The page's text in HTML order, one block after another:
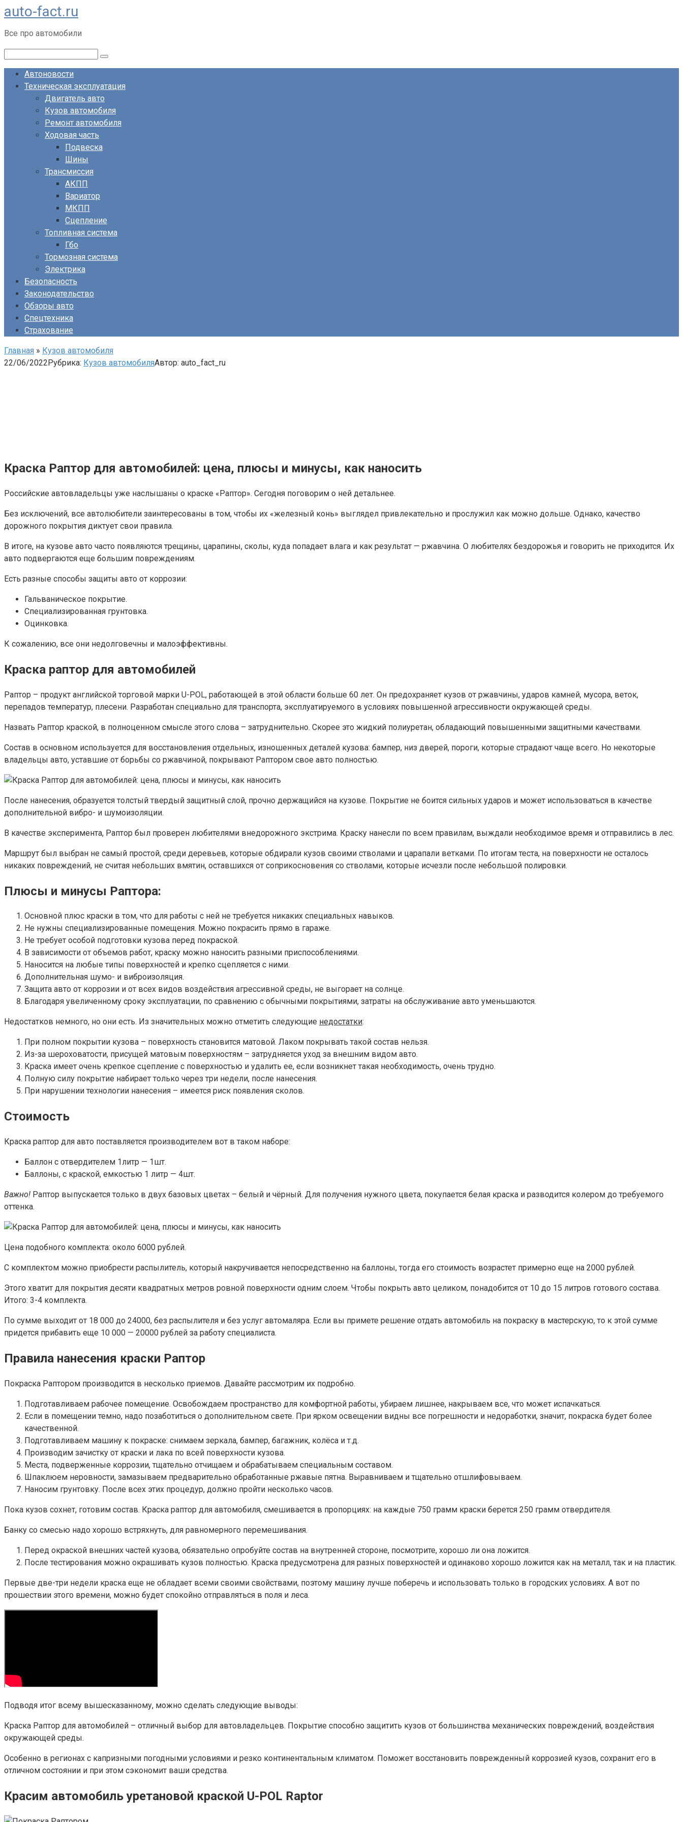
Перейти
к
контенту
auto-fact.ru
Все про автомобили
Автоновости
Техническая эксплуатация
Двигатель авто
Кузов автомобиля
Ремонт автомобиля
Ходовая часть
Подвеска
Шины
Трансмиссия
АКПП
Вариатор
МКПП
Сцепление
Топливная система
Гбо
Тормозная система
Электрика
Безопасность
Законодательство
Обзоры авто
Спецтехника
Страхование
Главная » Кузов автомобиля
22/06/2022Рубрика: Кузов автомобиляАвтор: auto_fact_ru
Краска Раптор для автомобилей: цена, плюсы и минусы, как наносить
Российские автовладельцы уже наслышаны о краске «Раптор». Сегодня поговорим о ней детальнее.
Без исключений, все автолюбители заинтересованы в том, чтобы их «железный конь» выглядел привлекательно и прослужил как можно дольше. Однако, качество
дорожного покрытия диктует свои правила.
В итоге, на кузове авто часто появляются трещины, царапины, сколы, куда попадает влага и как результат — ржавчина. О любителях бездорожья и говорить не приходится. Их
авто подвергаются еще большим повреждениям.
Есть разные способы защиты авто от коррозии:
Гальваническое покрытие.
Специализированная грунтовка.
Оцинковка.
К сожалению, все они недолговечны и малоэффективны.
Краска раптор для автомобилей
Раптор – продукт английской торговой марки U-POL, работающей в этой области больше 60 лет. Он предохраняет кузов от ржавчины, ударов камней, мусора, веток,
перепадов температур, плесени. Разработан специально для транспорта, эксплуатируемого в условиях повышенной агрессивности окружающей среды.
Назвать Раптор краской, в полноценном смысле этого слова – затруднительно. Скорее это жидкий полиуретан, обладающий повышенными защитными качествами.
Состав в основном используется для восстановления отдельных, изношенных деталей кузова: бампер, низ дверей, пороги, которые страдают чаще всего. Но некоторые
владельцы авто, уставшие от борьбы со ржавчиной, покрывают Раптором свое авто полностью.
После нанесения, образуется толстый твердый защитный слой, прочно держащийся на кузове. Покрытие не боится сильных ударов и может использоваться в качестве
дополнительной вибро- и шумоизоляции.
В качестве эксперимента, Раптор был проверен любителями внедорожного экстрима. Краску нанесли по всем правилам, выждали необходимое время и отправились в лес.
Маршрут был выбран не самый простой, среди деревьев, которые обдирали кузов своими стволами и царапали ветками. По итогам теста, на поверхности не осталось
никаких повреждений, не считая небольших вмятин, оставшихся от соприкосновения со стволами, которые исчезли после небольшой полировки.
Плюсы и минусы Раптора:
Основной плюс краски в том, что для работы с ней не требуется никаких специальных навыков.
Не нужны специализированные помещения. Можно покрасить прямо в гараже.
Не требует особой подготовки кузова перед покраской.
В зависимости от объемов работ, краску можно наносить разными приспособлениями.
Наносится на любые типы поверхностей и крепко сцепляется с ними.
Дополнительная шумо- и виброизоляция.
Защита авто от коррозии и от всех видов воздействия агрессивной среды, не выгорает на солнце.
Благодаря увеличенному сроку эксплуатации, по сравнению с обычными покрытиями, затраты на обслуживание авто уменьшаются.
Недостатков немного, но они есть. Из значительных можно отметить следующие недостатки:
При полном покрытии кузова – поверхность становится матовой. Лаком покрывать такой состав нельзя.
Из-за шероховатости, присущей матовым поверхностям – затрудняется уход за внешним видом авто.
Краска имеет очень крепкое сцепление с поверхностью и удалить ее, если возникнет такая необходимость, очень трудно.
Полную силу покрытие набирает только через три недели, после нанесения.
При нарушении технологии нанесения – имеется риск появления сколов.
Стоимость
Краска раптор для авто поставляется производителем вот в таком наборе:
Баллон с отвердителем 1литр — 1шт.
Баллоны, с краской, емкостью 1 литр — 4шт.
Важно! Раптор выпускается только в двух базовых цветах – белый и чёрный. Для получения нужного цвета, покупается белая краска и разводится колером до требуемого
оттенка.
Цена подобного комплекта: около 6000 рублей.
С комплектом можно приобрести распылитель, который накручивается непосредственно на баллоны, тогда его стоимость возрастет примерно еще на 2000 рублей.
Этого хватит для покрытия десяти квадратных метров ровной поверхности одним слоем. Чтобы покрыть авто целиком, понадобится от 10 до 15 литров готового состава.
Итого: 3-4 комплекта.
По сумме выходит от 18 000 до 24000, без распылителя и без услуг автомаляра. Если вы примете решение отдать автомобиль на покраску в мастерскую, то к этой сумме
придется прибавить еще 10 000 — 20000 рублей за работу специалиста.
Правила нанесения краски Раптор
Покраска Раптором производится в несколько приемов. Давайте рассмотрим их подробно.
Подготавливаем рабочее помещение. Освобождаем пространство для комфортной работы, убираем лишнее, накрываем все, что может испачкаться.
Если в помещении темно, надо позаботиться о дополнительном свете. При ярком освещении видны все погрешности и недоработки, значит, покраска будет более
качественной.
Подготавливаем машину к покраске: снимаем зеркала, бампер, багажник, колёса и т.д.
Производим зачистку от краски и лака по всей поверхности кузова.
Места, подверженные коррозии, тщательно отчищаем и обрабатываем специальным составом.
Шпаклюем неровности, замазываем предварительно обработанные ржавые пятна. Выравниваем и тщательно отшлифовываем.
Наносим грунтовку. После всех этих процедур, должно пройти несколько часов.
Пока кузов сохнет, готовим состав. Краска раптор для автомобиля, смешивается в пропорциях: на каждые 750 грамм краски берется 250 грамм отвердителя.
Банку со смесью надо хорошо встряхнуть, для равномерного перемешивания.
Перед окраской внешних частей кузова, обязательно опробуйте состав на внутренней стороне, посмотрите, хорошо ли она ложится.
После тестирования можно окрашивать кузов полностью. Краска предусмотрена для разных поверхностей и одинаково хорошо ложится как на металл, так и на пластик.
Первые две-три недели краска еще не обладает всеми своими свойствами, поэтому машину лучше поберечь и использовать только в городских условиях. А вот по
прошествии этого времени, можно будет спокойно отправляться в поля и леса.
Подводя итог всему вышесказанному, можно сделать следующие выводы:
Краска Раптор для автомобилей – отличный выбор для автовладельцев. Покрытие способно защитить кузов от большинства механических повреждений, воздействия
окружающей среды.
Особенно в регионах с капризными погодными условиями и резко континентальным климатом. Поможет восстановить поврежденный коррозией кузов, сохранит его в
отличном состоянии и при этом сэкономит ваши средства.
Красим автомобиль уретановой краской U-POL Raptor